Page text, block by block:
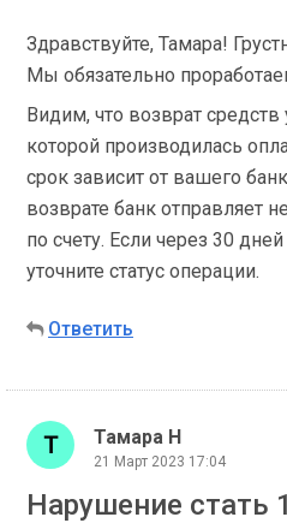
Здравствуйте, Тамара!
Мы обязательно
Видим, что возврат
которой производилась
срок зависит от вашего
возврате банк отправляет
по счету. Если через 30
уточните статус операции.
Ответить
Тамара Н
21 Март 2023 17:04
Нарушение стать